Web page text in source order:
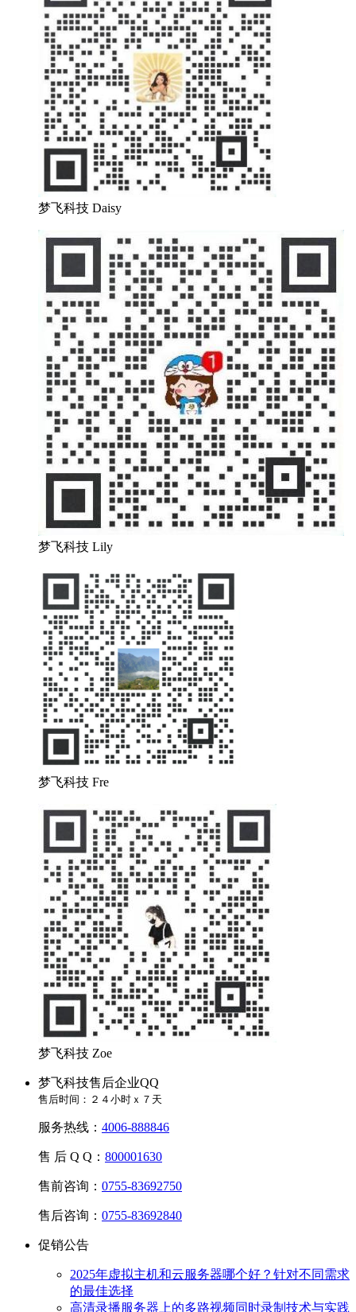
梦飞科技 Daisy
梦飞科技 Lily
梦飞科技 Fre
梦飞科技 Zoe
梦飞科技售后企业QQ
售后时间：２４小时ｘ７天
服务热线： 4006-888846
售 后 Q Q： 800001630
售前咨询： 0755-83692750
售后咨询： 0755-83692840
促销公告
2025年虚拟主机和云服务器哪个好？针对不同需求
的最佳选择
高清录播服务器上的多路视频同时录制技术与实践